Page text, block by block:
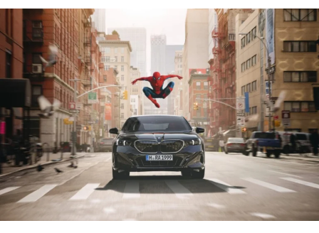
este PC portátil. Sin embargo, el sistema ya está de nuevo
disponible.
Si planea comprar un Steam Deck próximamente, su mejor